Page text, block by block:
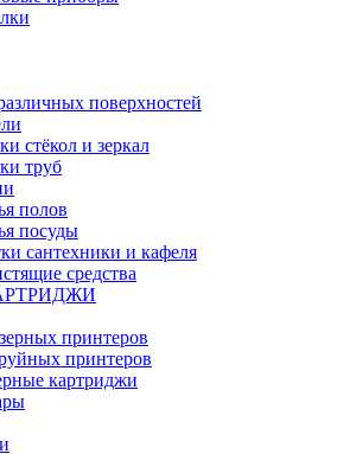
поверхностей
стёкол и зеркал
труб
полов
посуды
сантехники и кафеля
средства
принтеров
принтеров
картриджи